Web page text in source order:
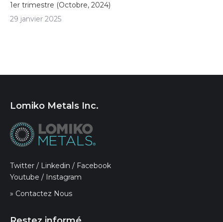
1er trimestre (Octobre, 2024)
29 janvier 2025
Lomiko Metals Inc.
Twitter / Linkedin / Facebook
Youtube / Instagram
» Contactez Nous